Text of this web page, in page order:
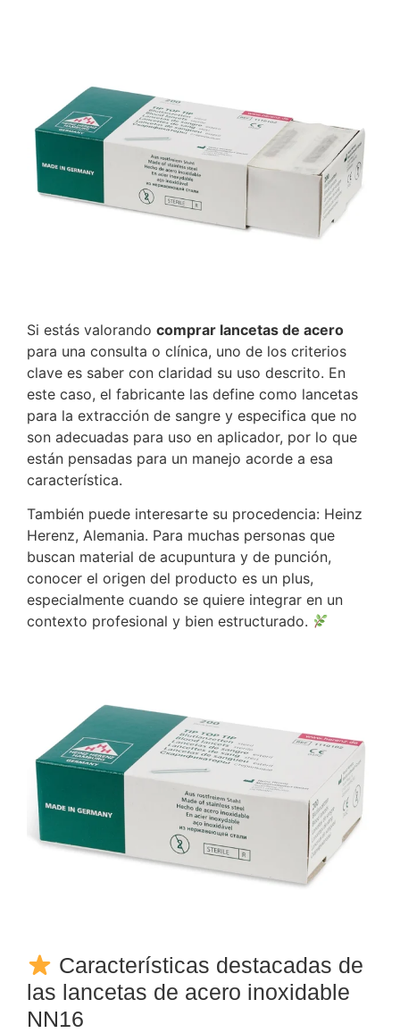
Si estás valorando comprar lancetas de acero
para una consulta o clínica, uno de los criterios
clave es saber con claridad su uso descrito. En
este caso, el fabricante las define como lancetas
para la extracción de sangre y especifica que no
son adecuadas para uso en aplicador, por lo que
están pensadas para un manejo acorde a esa
característica.
También puede interesarte su procedencia: Heinz
Herenz, Alemania. Para muchas personas que
buscan material de acupuntura y de punción,
conocer el origen del producto es un plus,
especialmente cuando se quiere integrar en un
contexto profesional y bien estructurado.
Características destacadas de
las lancetas de acero inoxidable
NN16